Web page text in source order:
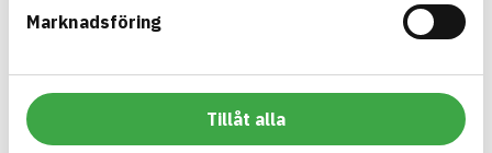
Marknadsföring
Tillåt alla
Asfaltmassa ABb
ARTICLE NUMBER